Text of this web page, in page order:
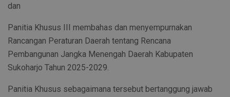
dan
Panitia Khusus III membahas dan menyempurnakan
Rancangan Peraturan Daerah tentang Rencana
Pembangunan Jangka Menengah Daerah Kabupaten
Sukoharjo Tahun 2025-2029.
Panitia Khusus sebagaimana tersebut bertanggung jawab